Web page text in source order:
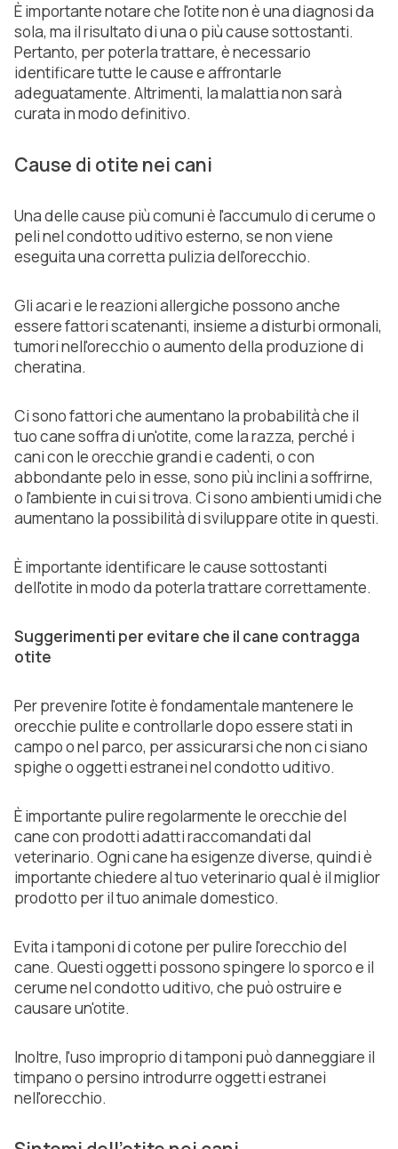
È importante notare che l'otite non è una diagnosi da
sola, ma il risultato di una o più cause sottostanti.
Pertanto, per poterla trattare, è necessario
identificare tutte le cause e affrontarle
adeguatamente. Altrimenti, la malattia non sarà
curata in modo definitivo.
Cause di otite nei cani
Una delle cause più comuni è l'accumulo di cerume o
peli nel condotto uditivo esterno, se non viene
eseguita una corretta pulizia dell'orecchio.
Gli acari e le reazioni allergiche possono anche
essere fattori scatenanti, insieme a disturbi ormonali,
tumori nell'orecchio o aumento della produzione di
cheratina.
Ci sono fattori che aumentano la probabilità che il
tuo cane soffra di un'otite, come la razza, perché i
cani con le orecchie grandi e cadenti, o con
abbondante pelo in esse, sono più inclini a soffrirne,
o l'ambiente in cui si trova. Ci sono ambienti umidi che
aumentano la possibilità di sviluppare otite in questi.
È importante identificare le cause sottostanti
dell'otite in modo da poterla trattare correttamente.
Suggerimenti per evitare che il cane contragga
otite
Per prevenire l'otite è fondamentale mantenere le
orecchie pulite e controllarle dopo essere stati in
campo o nel parco, per assicurarsi che non ci siano
spighe o oggetti estranei nel condotto uditivo.
È importante pulire regolarmente le orecchie del
cane con prodotti adatti raccomandati dal
veterinario. Ogni cane ha esigenze diverse, quindi è
importante chiedere al tuo veterinario qual è il miglior
prodotto per il tuo animale domestico.
Evita i tamponi di cotone per pulire l'orecchio del
cane. Questi oggetti possono spingere lo sporco e il
cerume nel condotto uditivo, che può ostruire e
causare un'otite.
Inoltre, l'uso improprio di tamponi può danneggiare il
timpano o persino introdurre oggetti estranei
nell'orecchio.